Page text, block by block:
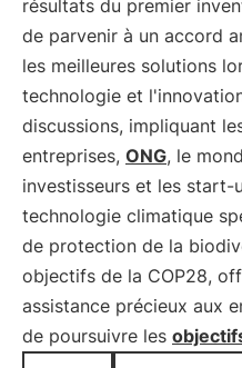
résultats du premier
de parvenir à un accord
les meilleures solutions
technologie et
discussions, impliquant
entreprises, ONG, le
investisseurs et les start-
technologie climatique
de protection de la
objectifs de la COP28,
assistance précieux aux
de poursuivre les